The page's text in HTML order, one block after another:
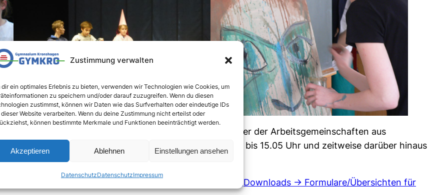
Zustimmung verwalten
dir ein optimales Erlebnis zu bieten, verwenden wir Technologien wie Cookies, um
zu speichern und/oder darauf zuzugreifen. Wenn du diesen
zustimmst, können wir Daten wie das Surfverhalten oder eindeutige IDs
Website verarbeiten. Wenn du deine Zustimmung nicht erteilst oder
können bestimmte Merkmale und Funktionen beeinträchtigt werden.
Akzeptieren Ablehnen Einstellungen ansehen
DatenschutzDatenschutzImpressum
die Hausaufgabenbetreuung besuchen oder an einer der Arbeitsgemeinschaften aus
Sport, Theater, Technik. Es ist dadurch möglich, täglich bis 15.05 Uhr und zeitweise darüber hinaus
über die Ganztagsbetreuung unter
„Downloads -> Formulare/Übersichten für